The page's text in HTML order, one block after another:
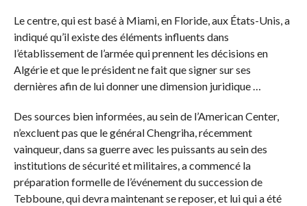
Le centre, qui est basé à Miami, en Floride, aux États-Unis, a
indiqué qu’il existe des éléments influents dans
l’établissement de l’armée qui prennent les décisions en
Algérie et que le président ne fait que signer sur ses
dernières afin de lui donner une dimension juridique …
Des sources bien informées, au sein de l’American Center,
n’excluent pas que le général Chengriha, récemment
vainqueur, dans sa guerre avec les puissants au sein des
institutions de sécurité et militaires, a commencé la
préparation formelle de l’événement du succession de
Tebboune, qui devra maintenant se reposer, et lui qui a été